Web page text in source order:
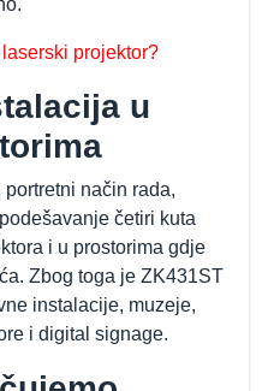
projektor?
u
način rada,
četiri kuta
i u prostorima gdje
Zbog toga je ZK431ST
instalacije, muzeje,
i digital signage.